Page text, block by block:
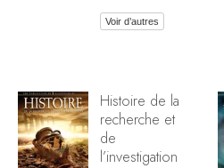
Voir d’autres
Histoire de la
recherche et
de
l’investigation